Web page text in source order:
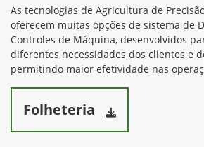
As tecnologias de Agricultura de
oferecem muitas opções de sistema de
Controles de Máquina, desenvolvidos
diferentes necessidades dos clientes e
permitindo maior efetividade nas
Folheteria